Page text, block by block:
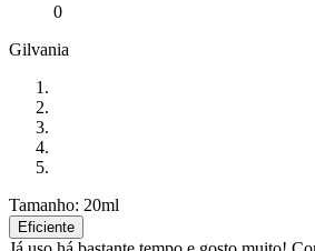
0
Gilvania
Tamanho: 20ml
Eficiente